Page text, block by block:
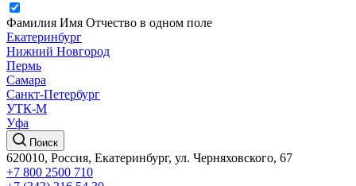
Фамилия Имя Отчество в одном поле
Екатеринбург
Нижний Новгород
Пермь
Самара
Санкт-Петербург
УТК-М
Уфа
Поиск
620010, Россия, Екатеринбург, ул. Черняховского, 67
+7 800 2500 710